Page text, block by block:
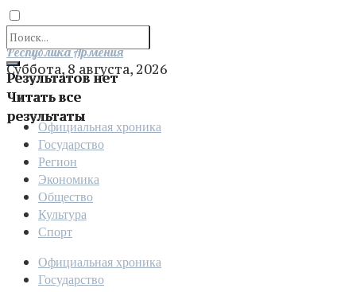
Результатов нет
Читать все
результаты
Отправить
Республика Армения
Суббота, 8 августа, 2026
Официальная хроника
Государство
Регион
Экономика
Общество
Культура
Спорт
Официальная хроника
Государство